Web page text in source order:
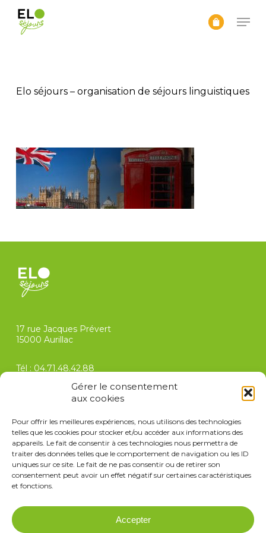
Gérer le consentement
aux cookies
Pour offrir les meilleures expériences, nous utilisons des technologies
telles que les cookies pour stocker et/ou accéder aux informations des
appareils. Le fait de consentir à ces technologies nous permettra de
traiter des données telles que le comportement de navigation ou les ID
uniques sur ce site. Le fait de ne pas consentir ou de retirer son
consentement peut avoir un effet négatif sur certaines caractéristiques
et fonctions.
Accepter
contenu
Elo séjours – organisation de séjours linguistiques
17 rue Jacques Prévert
15000 Aurillac
Tél : 04.71.48.42.88
Recrutement
Conditions générales de vente
Assurance annulation
Contact
Fiche